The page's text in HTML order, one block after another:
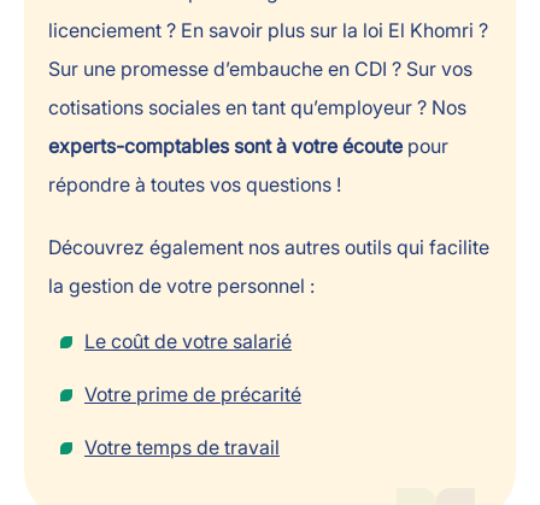
licenciement ? En savoir plus sur la loi El Khomri ?
Sur une promesse d’embauche en CDI ? Sur vos
cotisations sociales en tant qu’employeur ? Nos
experts-comptables sont à votre écoute pour
répondre à toutes vos questions !
Découvrez également nos autres outils qui facilite
la gestion de votre personnel :
Le coût de votre salarié
Votre prime de précarité
Votre temps de travail